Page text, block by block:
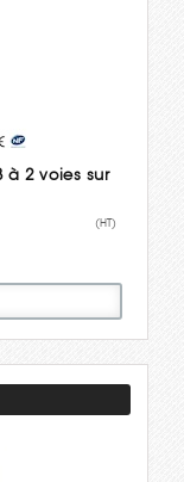
à 2 voies sur
(HT)